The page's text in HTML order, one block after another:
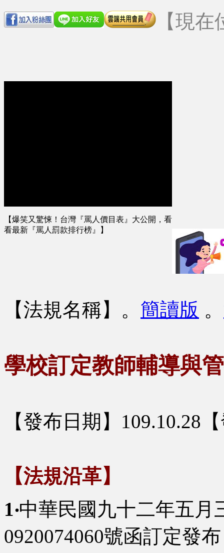
【現
【爆笑又驚悚！台灣『罵人價目表』大公開，看
看最新『罵人罰款排行榜』】
【法規名稱】 。 簡讀版 。
學校訂定教師輔導與
【發布日期】109.10.28
【法規沿革】
1‧中華民國九十二年五月
0920074060號函訂定發布